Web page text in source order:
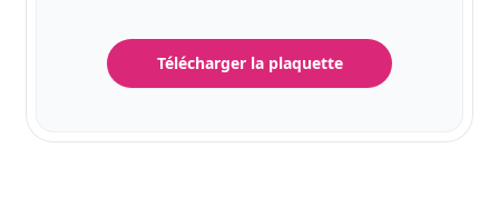
Télécharger la plaquette